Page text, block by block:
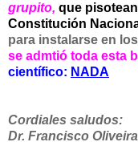
grupito, que
Constitución
para instalarse en
se admtió toda esta
científico: NADA
Cordiales saludos:
Dr. Francisco